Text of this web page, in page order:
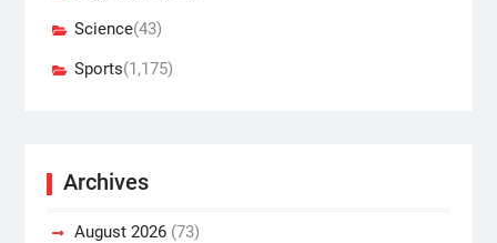
Science(43)
Sports(1,175)
Archives
August 2026(73)